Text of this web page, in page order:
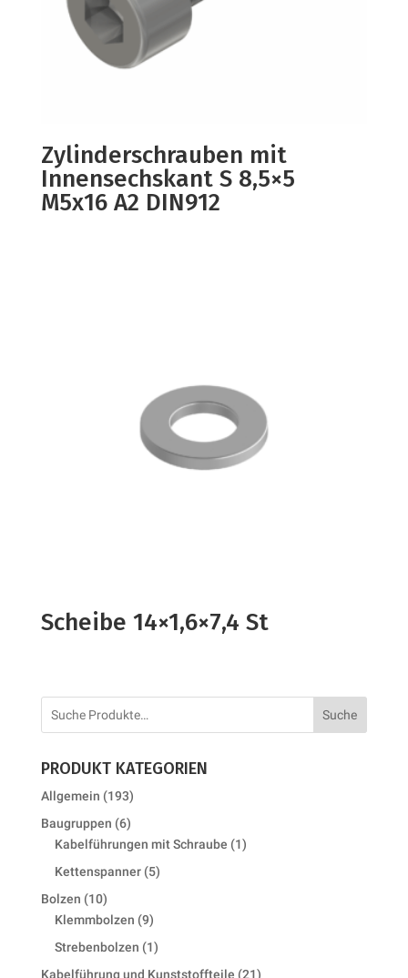
Zylinderschrauben mit
Innensechskant S 8,5×5
M5x16 A2 DIN912
Scheibe 14×1,6×7,4 St
Suche
PRODUKT KATEGORIEN
Allgemein 193193
products
Baugruppen 66
products
Kabelführungen mit Schraube 11
Kettenspanner 55
Bolzen 1010
products
Klemmbolzen 99
products
Strebenbolzen 11
product
Kabelführung und Kunststoffteile 2121